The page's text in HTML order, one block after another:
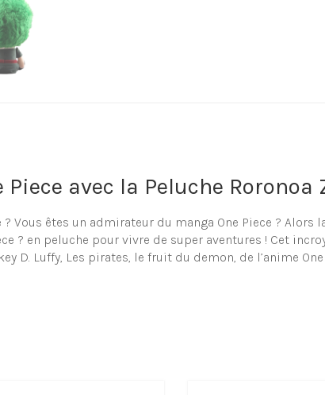
avec la Peluche Roronoa
? Vous êtes un admirateur du manga One Piece ? Alors
? en peluche pour vivre de super aventures ! Cet
D. Luffy, Les pirates, le fruit du demon, de l’anime
personnages One Piece en
Roronoa Zoro One Piece